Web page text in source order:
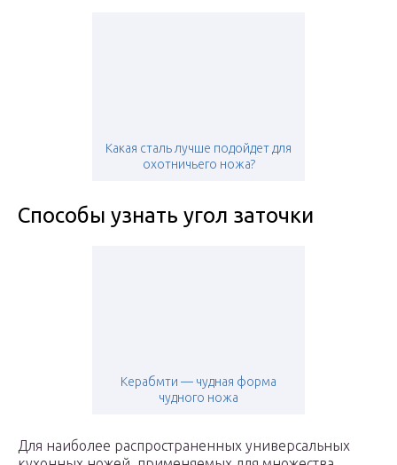
Какая сталь лучше подойдет для
охотничьего ножа?
Способы узнать угол заточки
Керабмти — чудная форма
чудного ножа
Для наиболее распространенных универсальных